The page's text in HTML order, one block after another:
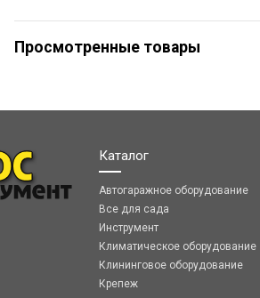
Просмотренные товары
Каталог
Автогаражное оборудование
Все для сада
Инструмент
Климатическое оборудование
Клининговое оборудование
Крепеж